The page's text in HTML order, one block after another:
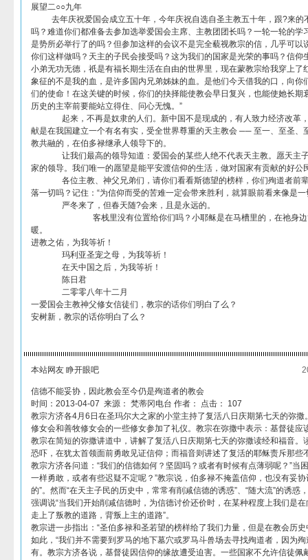
展望二○○九年
去年庆祝爱国会成立五十年，今年庆祝自选自圣主教五十年，跟?来的
吗？难道你们都准备去参加选举爱国会主席、主教团团长吗？一轮一轮的学
是势所必举行了的吗？但参加这样的会议不是完全藐视教宗的信，几乎可以
你们这样做吗？天主的子民会接受吗？这为我们的国家是光荣的事吗？信仰
小弟无功无德，祇是有福长期生活在自由的世界里，现在蒙教宗给我穿上了
象征的不是我的血，是许多国内兄弟姊妹的血。是他们今天借我的口，向你
们的使命！在这关键的时候，你们的抉择能使教会早日复兴，也能使她长期
历史的主宰前要能站立得住、问心无愧。”
起来，不再是奴隶的人们。新中国不是现成的，有人致力经济改革，
献是在我国建立一个有名有实，受全世界尊重的天主教会 ── 至一、至圣、
教共融的，在伯多禄继承人领导下的。
让我们最高的领导知道：爱国会的某些人绝不代表天主教。愿天主子
家的领导。我们唯一的愿望是能平安渡信仰的生活，做对国家有贡献的好公
各位主教、神父兄弟们，请你们看看斯德望的榜样，你们殉道者前辈
落一切吗？记住：“为信仰而受的苦难一定会带来胜利，就算眼前看来像是一
严冬来了，但春天随?会来，且是永远的。
客栈里没有位置给你们吗？小耶稣是在马槽里的，在祂身边贫
暖。
进教之佑，为我等祈！
玛利亚圣宠之母，为我等祈！
在天中国之后，为我等祈！
陈日君
二零零八年十二月
一爱国会主教神父修女信徒们，教宗的话你们明白了么？
安树新，教宗的话你明白了么？
本站网友 睁开眼吧
信德不能妥协，因此教会至今仍是殉道者的教会
时间：2013-04-07 来源： 梵蒂冈电台 作者： 点击： 107
教宗方济各4月6日在圣玛尔大之家的小堂主持了复活八日庆期第七天的弥
修女会和善牧修女会的一些修女参加了礼仪。教宗在弥撒中表示：基督徒应
教宗在简短的弥撒讲道中，讲解了复活八日庆期第七天的弥撒读经和福音。
恐吓，在犹太首领面前勇敢见证信仰；而福音则讲述了复活的耶稣责斥那些
教宗方济各问道：“我们的信德如何？坚固吗？或者有时候有点薄弱呢？”当
一样勇敢，或者有些迟疑不定呢？”教宗说，伯多禄不掩盖信仰，也没有妥
的”。然而“在天主子民的历史中，常常有削减信德的诱惑”、“随大流”的诱惑
强调说“当我们开始削减信德时，为信德讨价还价时，在某种程度上我们是
走上了叛教的道路，背叛上主的道路”。
教宗进一步指出：“圣伯多禄和圣若望的榜样给了我们力量，但是在教会历
如此，“我们并不需要到罗马的地下墓穴或罗马斗兽场去寻找殉道者，因为
有。教宗方济各说，基督徒因信仰的缘故遭受迫害。一些国家不允许信徒佩